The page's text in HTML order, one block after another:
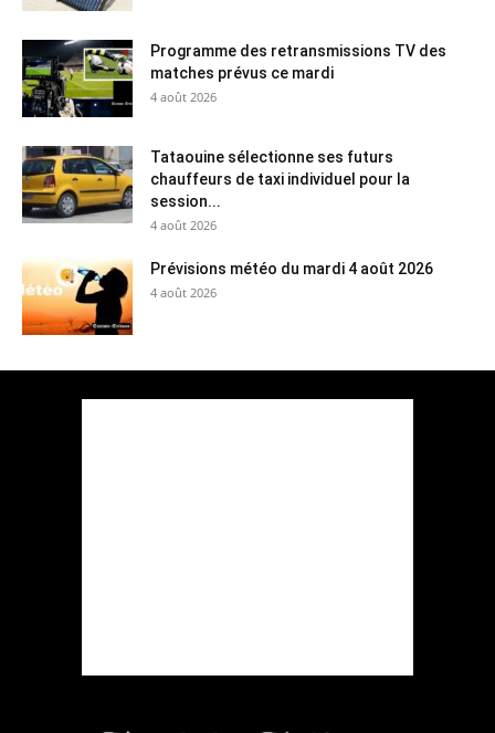
Programme des retransmissions TV des
matches prévus ce mardi
4 août 2026
Tataouine sélectionne ses futurs
chauffeurs de taxi individuel pour la
session...
4 août 2026
Prévisions météo du mardi 4 août 2026
4 août 2026